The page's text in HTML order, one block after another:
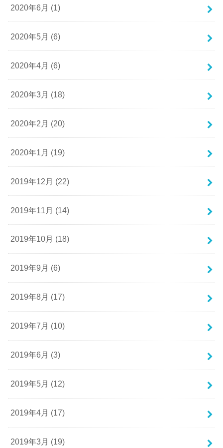
2020年6月 (1)
2020年5月 (6)
2020年4月 (6)
2020年3月 (18)
2020年2月 (20)
2020年1月 (19)
2019年12月 (22)
2019年11月 (14)
2019年10月 (18)
2019年9月 (6)
2019年8月 (17)
2019年7月 (10)
2019年6月 (3)
2019年5月 (12)
2019年4月 (17)
2019年3月 (19)